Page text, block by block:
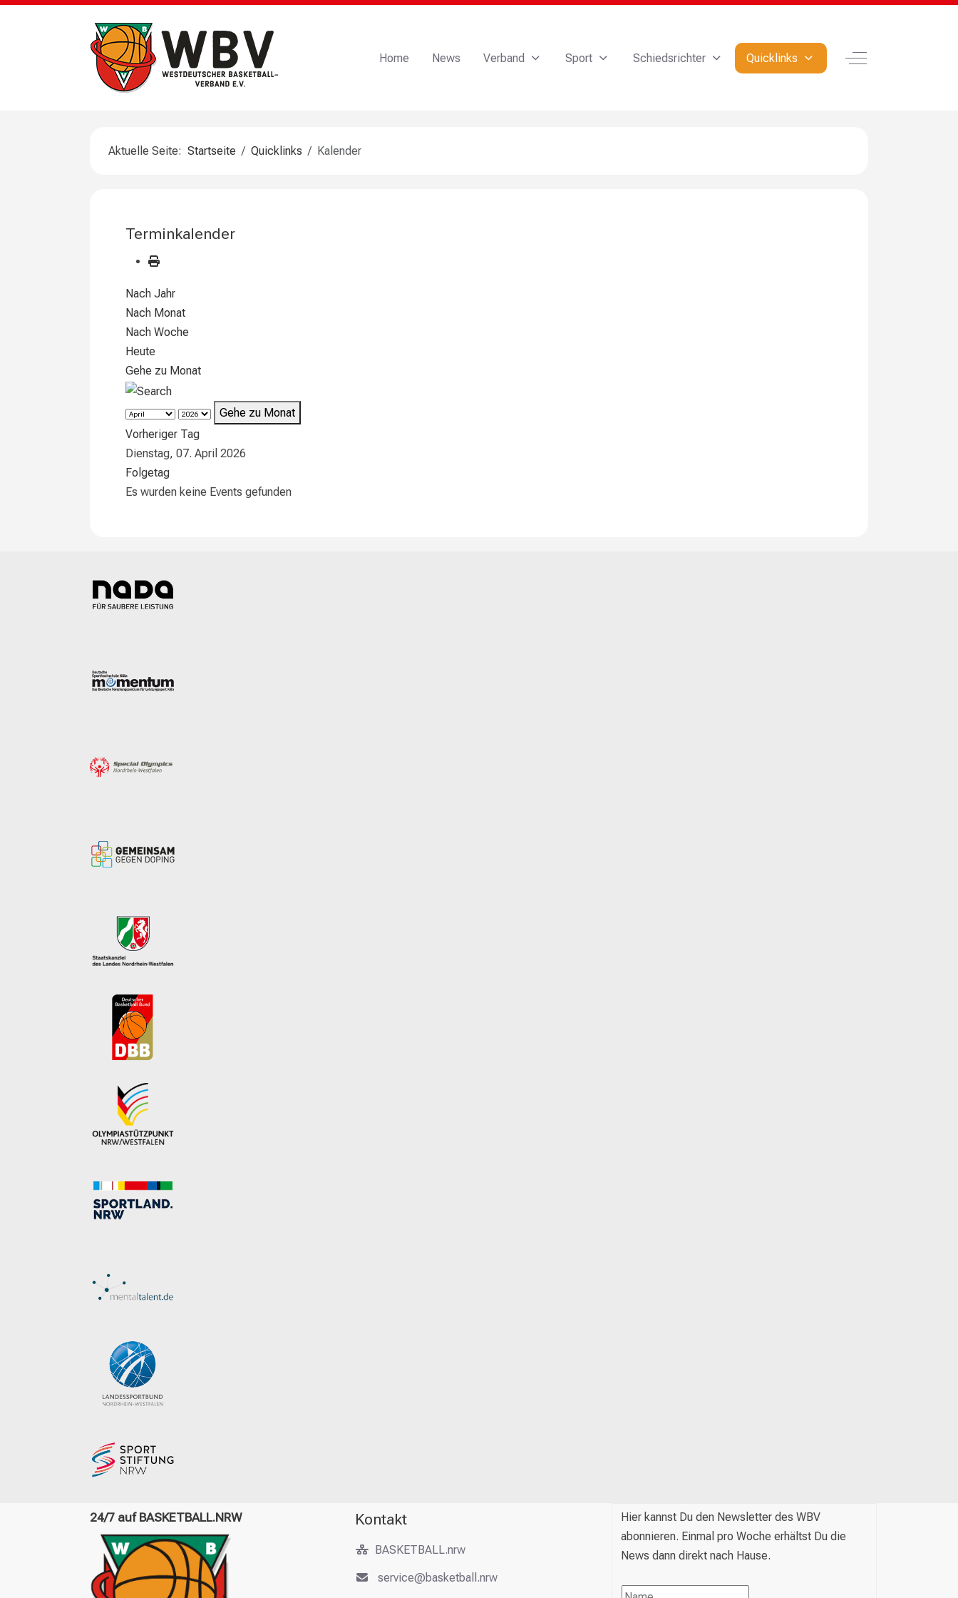
Home News Verband Sport Schiedsrichter Quicklinks Off-Canvas Toggle
Aktuelle Seite: Startseite Quicklinks Kalender
Terminkalender
Nach Jahr
Nach Monat
Nach Woche
Heute
Gehe zu Monat
Gehe zu Monat
Vorheriger Tag
Dienstag, 07. April 2026
Folgetag
Es wurden keine Events gefunden
24/7 auf BASKETBALL.NRW Kontakt
BASKETBALL.nrw
service@basketball.nrw
Hier kannst Du den Newsletter des WBV
abonnieren. Einmal pro Woche erhältst Du die
News dann direkt nach Hause.